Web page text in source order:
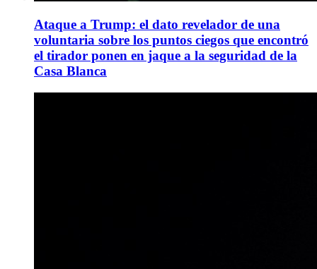
Ataque a Trump: el dato revelador de una
voluntaria sobre los puntos ciegos que encontró
el tirador ponen en jaque a la seguridad de la
Casa Blanca